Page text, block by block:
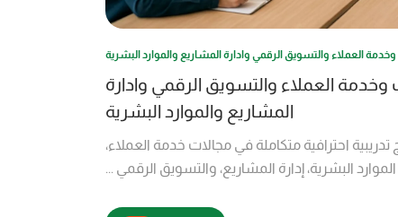
العملاء والتسويق الرقمي وادارة المشاريع والموارد البشرية
العملاء والتسويق الرقمي وادارة
المشاريع والموارد البشرية
تدريبية احترافية متكاملة في مجالات خدمة العملاء،
البشرية، إدارة المشاريع، والتسويق الرقمي ...